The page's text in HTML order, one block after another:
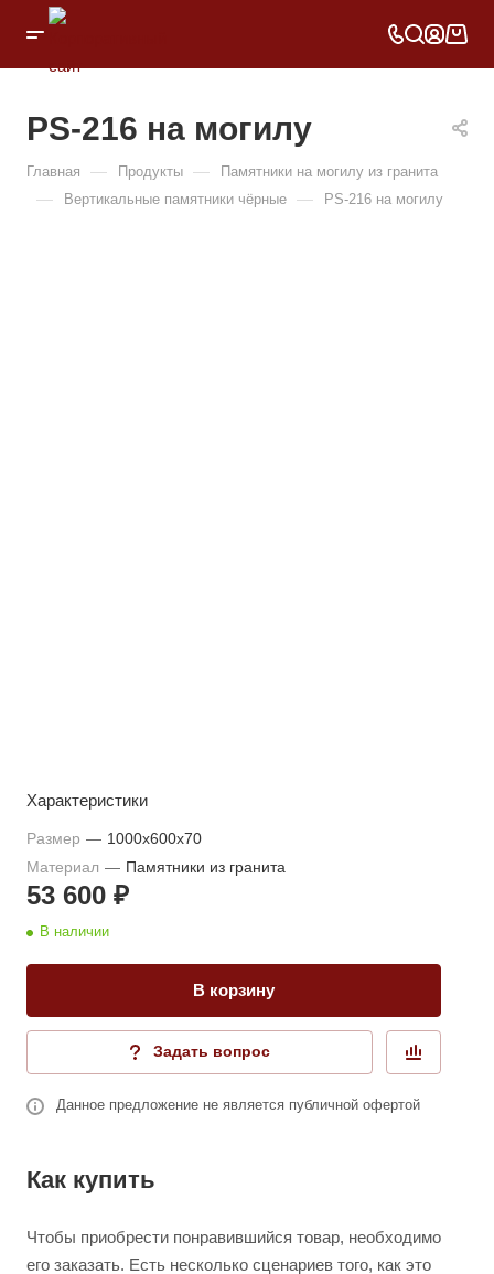
PS-216 на могилу
Главная — Продукты — Памятники на могилу из гранита
— Вертикальные памятники чёрные — PS-216 на могилу
Характеристики
Размер — 1000x600x70
Материал — Памятники из гранита
53 600 ₽
В наличии
В корзину
Задать вопрос
Данное предложение не является публичной офертой
Как купить
Чтобы приобрести понравившийся товар, необходимо
его заказать. Есть несколько сценариев того, как это